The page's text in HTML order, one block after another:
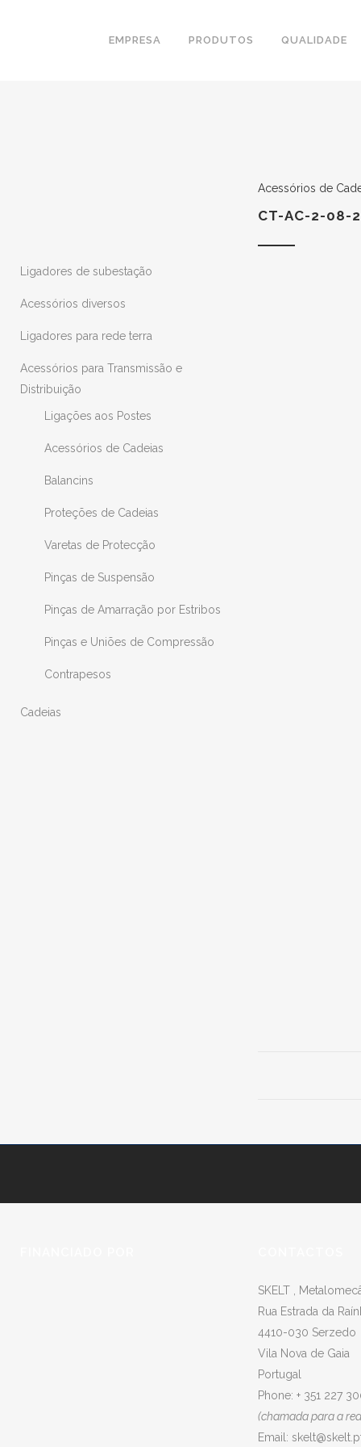
EMPRESA PRODUTOS QUALIDADE
Ligadores de subestação
Acessórios diversos
Ligadores para rede terra
Acessórios para Transmissão e
Distribuição
Ligações aos Postes
Acessórios de Cadeias
Balancins
Proteções de Cadeias
Varetas de Protecção
Pinças de Suspensão
Pinças de Amarração por Estribos
Pinças e Uniões de Compressão
Contrapesos
Cadeias
Acessórios de
CT-AC-2-08-2
SKELT ,
Rua Estrada da
4410-030 Serzedo
Vila Nova de Gaia
Portugal
Phone: + 351 227
(chamada para a
Email: